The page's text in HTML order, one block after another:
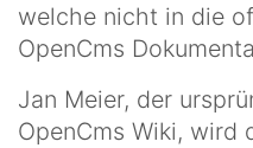
welche nicht in die
OpenCms
Jan Meier, der
OpenCms Wiki, wird